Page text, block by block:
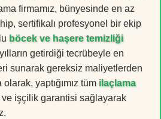
firmamız, bünyesinde en az
sertifikalı profesyonel bir ekip
böcek ve haşere temizliği
getirdiği tecrübeyle en
sunarak gereksiz maliyetlerden
yaptığımız tüm ilaçlama
işçilik garantisi sağlayarak